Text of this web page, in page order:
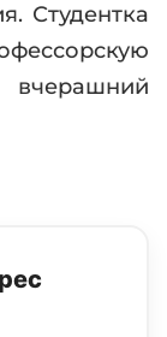
Студентка